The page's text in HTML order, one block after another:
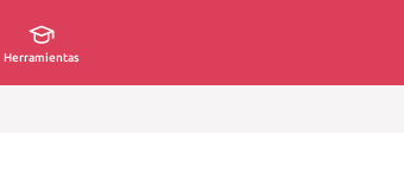
Herramientas